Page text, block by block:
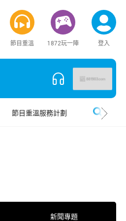
節目重溫 1872玩一陣 登入
節目重溫服務計劃
新聞專題